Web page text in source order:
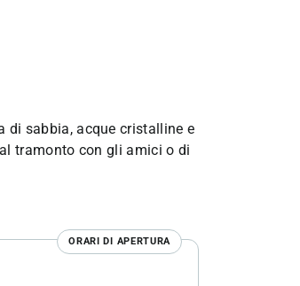
di sabbia, acque cristalline e
tramonto con gli amici o di
ORARI DI APERTURA